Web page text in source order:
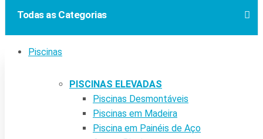
Todas as Categorias
Piscinas
PISCINAS ELEVADAS
Piscinas Desmontáveis
Piscinas em Madeira
Piscina em Painéis de Aço